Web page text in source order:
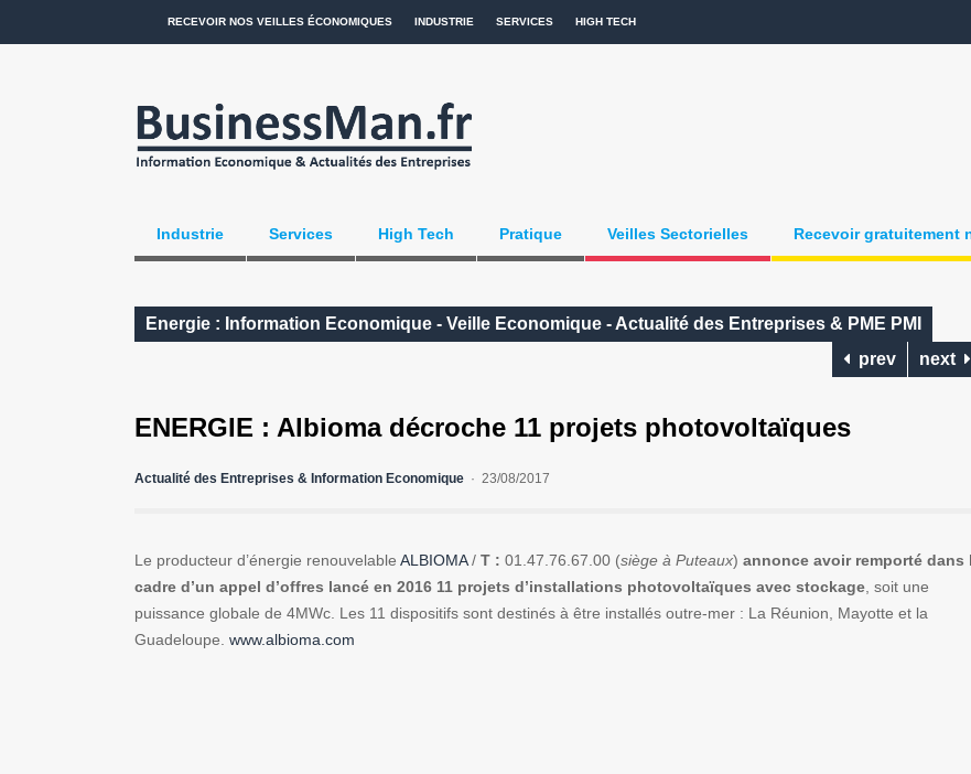
RECEVOIR NOS VEILLES ÉCONOMIQUES INDUSTRIE SERVICES HIGH TECH
Industrie Services High Tech Pratique Veilles Sectorielles Recevoir gratuitement
Energie : Information Economique - Veille Economique - Actualité des Entreprises & PME PMI
prev
next
ENERGIE : Albioma décroche 11 projets photovoltaïques
Actualité des Entreprises & Information Economique 23/08/2017
Le producteur d’énergie renouvelable ALBIOMA/ T : 01.47.76.67.00 (siège à Puteaux) annonce avoir remporté dans
cadre d’un appel d’offres lancé en 2016 11 projets d’installations photovoltaïques avec stockage, soit une
puissance globale de 4MWc. Les 11 dispositifs sont destinés à être installés outre-mer : La Réunion, Mayotte et la
Guadeloupe. www.albioma.com